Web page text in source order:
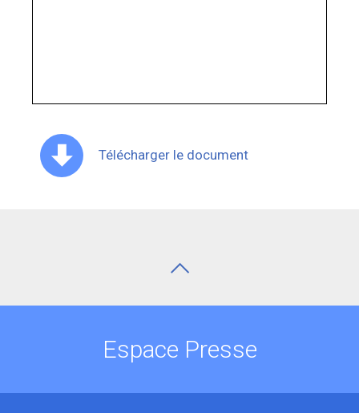
Télécharger le document
Espace Presse